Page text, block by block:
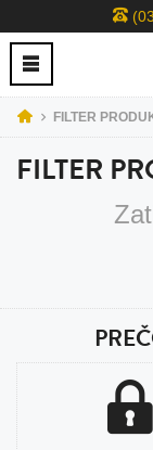
FILTER
FILTER